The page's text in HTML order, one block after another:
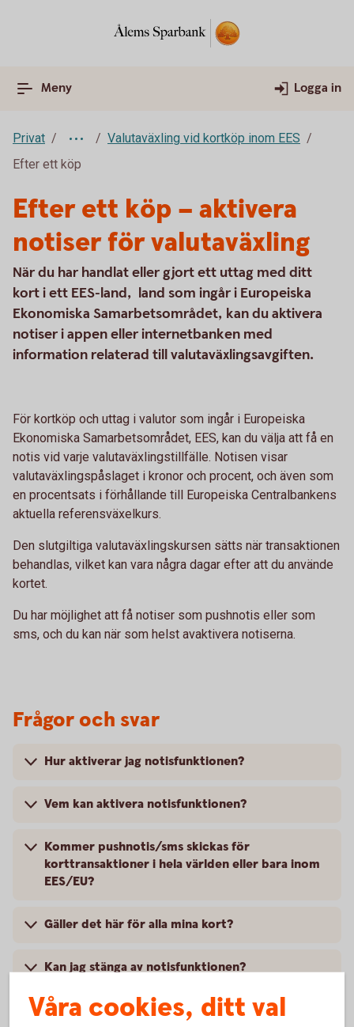
Meny Logga in
Privat
Valutaväxling vid kortköp inom EES
Efter ett köp
Efter ett köp – aktivera
notiser för valutaväxling
När du har handlat eller gjort ett uttag med ditt
kort i ett EES-land, land som ingår i Europeiska
Ekonomiska Samarbetsområdet, kan du aktivera
notiser i appen eller internetbanken med
information relaterad till valutaväxlingsavgiften.
För kortköp och uttag i valutor som ingår i Europeiska
Ekonomiska Samarbetsområdet, EES, kan du välja att få en
notis vid varje valutaväxlingstillfälle. Notisen visar
valutaväxlingspåslaget i kronor och procent, och även som
en procentsats i förhållande till Europeiska Centralbankens
aktuella referensväxelkurs.
Den slutgiltiga valutaväxlingskursen sätts när transaktionen
behandlas, vilket kan vara några dagar efter att du använde
kortet.
Du har möjlighet att få notiser som pushnotis eller som
sms, och du kan när som helst avaktivera notiserna.
Frågor och svar
Hur aktiverar jag notisfunktionen?
Vem kan aktivera notisfunktionen?
Kommer pushnotis/sms skickas för
korttransaktioner i hela världen eller bara inom
EES/EU?
Gäller det här för alla mina kort?
Kan jag stänga av notisfunktionen?
Har bankens valutaväxlingspåslag ändrats?
Våra cookies, ditt val